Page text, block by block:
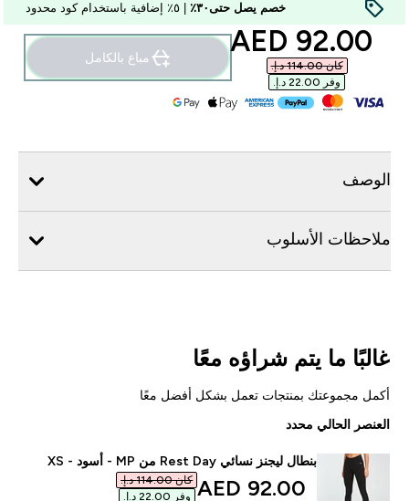
خصم يصل حتى٣٠٪
discounted price
92.00 AED‎
كان ‏114.00 د.إ.‏‎
وفر ‏22.00 د.إ.‏‎
مباع بالكامل
الوصف
ملاحظات الأسلوب
غالبًا ما يتم شراؤه معًا
أكمل مجموعتك بمنتجات تعمل بشكل أفضل معًا
العنصر الحالي محدد
بنطال ليجنز نسائي Rest Day من MP - أسود - XS
discounted price
92.00 AED‎
كان ‏114.00 د.إ.‏‎
وفر ‏22.00 د.إ.‏‎